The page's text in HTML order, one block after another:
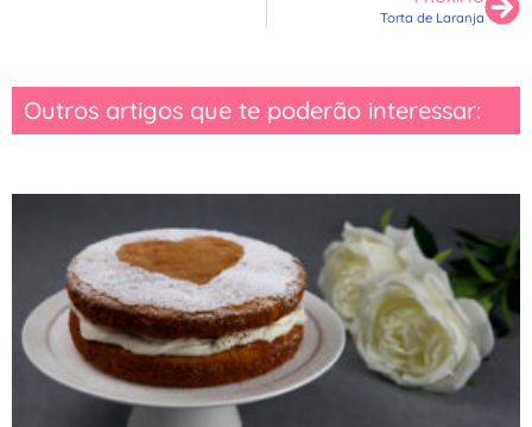
Torta de Laranja
Outros artigos que te poderão interessar: